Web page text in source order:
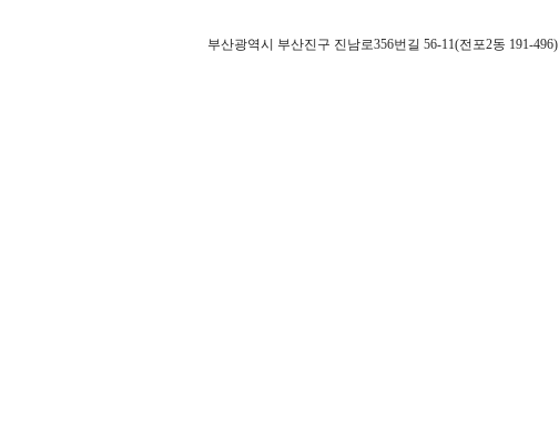
부산광역시 부산진구 진남로356번길 56-11(전포2동 191-496)